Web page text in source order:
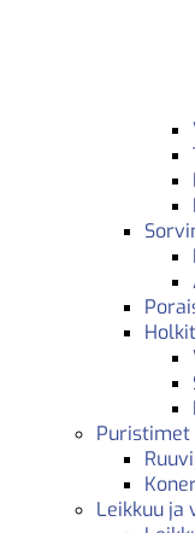
Leikkuu ja